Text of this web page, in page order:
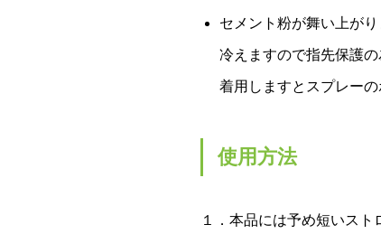
セメント粉が舞い上が
冷えますので指先保護
着用しますとスプレー
使用方法
１．本品には予め短いスト